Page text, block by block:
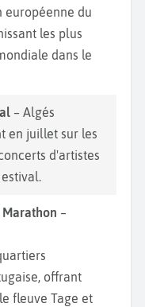
Les amoureux
tour au Parc des
quelques
conseillons de
à base de morue
de nata, sa
par votre
européenne du
les plus
dans le
– Algés
en juillet sur les
d'artistes
Marathon –
offrant
fleuve Tage et